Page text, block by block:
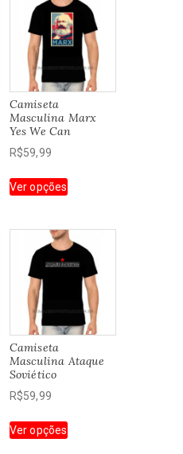
Camiseta
Masculina Marx
Yes We Can
R$59,99
Ver opçõesproduto
várias
variantes.
As
opções
podem
ser
escolhidas
página
Camiseta
Masculina Ataque
Soviético
R$59,99
Ver opçõesproduto